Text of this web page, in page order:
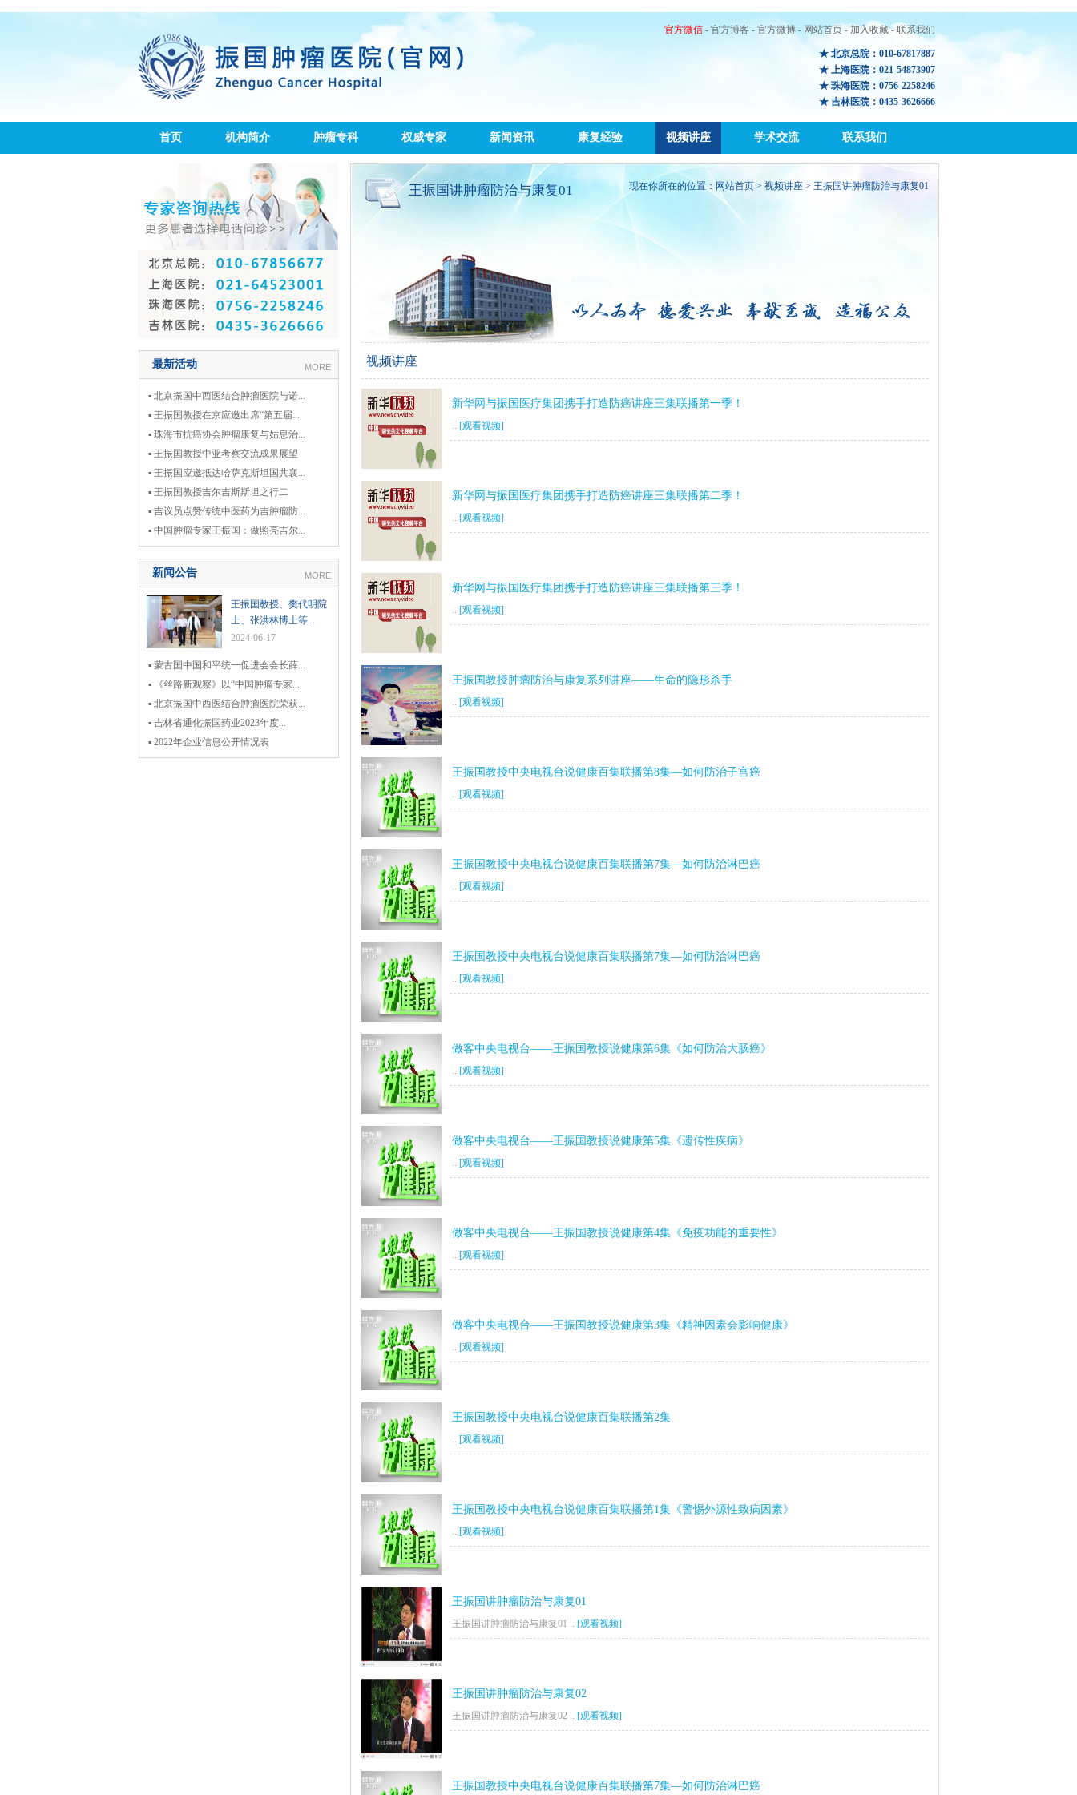
官方微信- 官方博客 - 官方微博- 网站首页- 加入收藏- 联系我们
★ 北京总院：010-67817887
★ 上海医院：021-54873907
★ 珠海医院：0756-2258246
★ 吉林医院：0435-3626666
首页 机构简介 肿瘤专科 权威专家 新闻资讯 康复经验 视频讲座 学术交流 联系我们
最新活动 MORE
▪ 北京振国中西医结合肿瘤医院与诺...
▪ 王振国教授在京应邀出席“第五届...
▪ 珠海市抗癌协会肿瘤康复与姑息治...
▪ 王振国教授中亚考察交流成果展望
▪ 王振国应邀抵达哈萨克斯坦国共襄...
▪ 王振国教授吉尔吉斯斯坦之行二
▪ 吉议员点赞传统中医药为吉肿瘤防...
▪ 中国肿瘤专家王振国：做照亮吉尔...
新闻公告 MORE
王振国教授、樊代明院
士、张洪林博士等...
2024-06-17
▪ 蒙古国中国和平统一促进会会长薛...
▪ 《丝路新观察》以“中国肿瘤专家...
▪ 北京振国中西医结合肿瘤医院荣获...
▪ 吉林省通化振国药业2023年度...
▪ 2022年企业信息公开情况表
王振国讲肿瘤防治与康复01 现在你所在的位置： 网站首页 > 视频讲座 > 王振国讲肿瘤防治与康复01
视频讲座
新华网与振国医疗集团携手打造防癌讲座三集联播第一季！
.. [观看视频]
新华网与振国医疗集团携手打造防癌讲座三集联播第二季！
.. [观看视频]
新华网与振国医疗集团携手打造防癌讲座三集联播第三季！
.. [观看视频]
王振国教授肿瘤防治与康复系列讲座——生命的隐形杀手
.. [观看视频]
王振国教授中央电视台说健康百集联播第8集—如何防治子宫癌
.. [观看视频]
王振国教授中央电视台说健康百集联播第7集—如何防治淋巴癌
.. [观看视频]
王振国教授中央电视台说健康百集联播第7集—如何防治淋巴癌
.. [观看视频]
做客中央电视台——王振国教授说健康第6集《如何防治大肠癌》
.. [观看视频]
做客中央电视台——王振国教授说健康第5集《遗传性疾病》
.. [观看视频]
做客中央电视台——王振国教授说健康第4集《免疫功能的重要性》
.. [观看视频]
做客中央电视台——王振国教授说健康第3集《精神因素会影响健康》
.. [观看视频]
王振国教授中央电视台说健康百集联播第2集
.. [观看视频]
王振国教授中央电视台说健康百集联播第1集《警惕外源性致病因素》
.. [观看视频]
王振国讲肿瘤防治与康复01
王振国讲肿瘤防治与康复01 .. [观看视频]
王振国讲肿瘤防治与康复02
王振国讲肿瘤防治与康复02 .. [观看视频]
王振国教授中央电视台说健康百集联播第7集—如何防治淋巴癌